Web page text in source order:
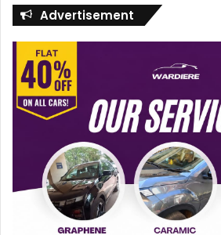
Advertisement